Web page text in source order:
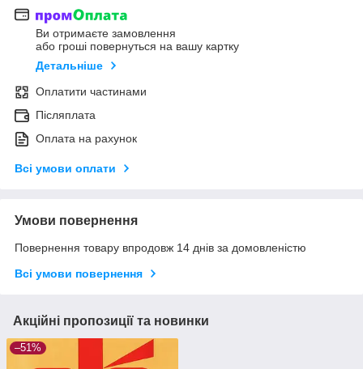
Ви отримаєте замовлення
або гроші повернуться на вашу картку
Детальніше
Оплатити частинами
Післяплата
Оплата на рахунок
Всі умови оплати
Умови повернення
Повернення товару впродовж 14 днів за домовленістю
Всі умови повернення
Акційні пропозиції та новинки
–51%